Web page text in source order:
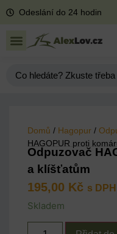
Odeslání do 24 hodin
Domů / Hagopur /
HAGOPUR proti
Odpuzovač
a klíšťatům
195,00 Kč s DPH
Skladem